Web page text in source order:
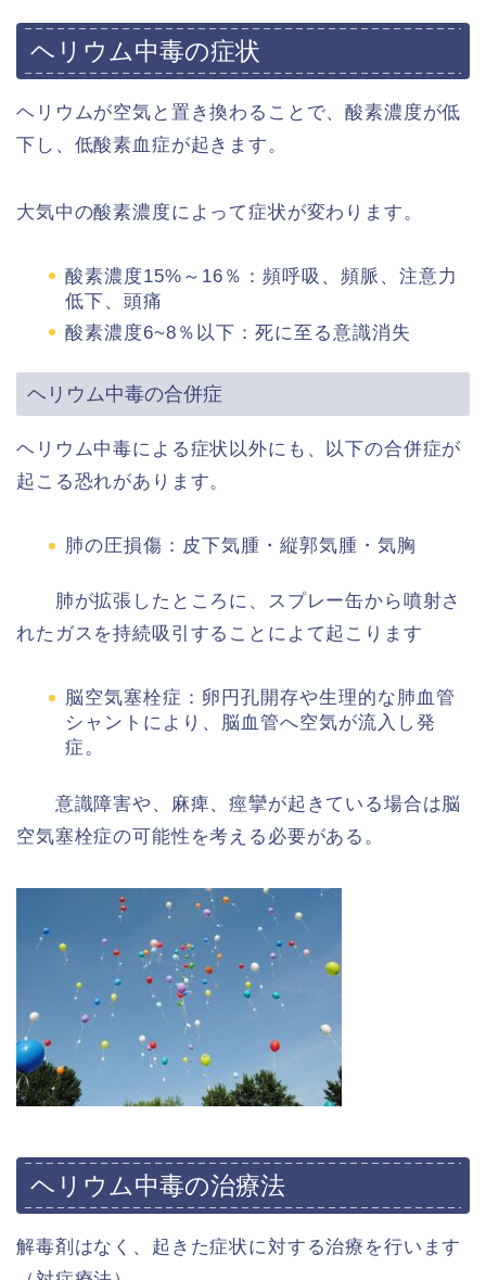
ヘリウム中毒の症状
ヘリウムが空気と置き換わることで、酸素濃度が低
下し、低酸素血症が起きます。
大気中の酸素濃度によって症状が変わります。
酸素濃度15%～16％：頻呼吸、頻脈、注意力
低下、頭痛
酸素濃度6~8％以下：死に至る意識消失
ヘリウム中毒の合併症
ヘリウム中毒による症状以外にも、以下の合併症が
起こる恐れがあります。
肺の圧損傷：皮下気腫・縦郭気腫・気胸
肺が拡張したところに、スプレー缶から噴射さ
れたガスを持続吸引することによて起こります
脳空気塞栓症：卵円孔開存や生理的な肺血管
シャントにより、脳血管へ空気が流入し発
症。
意識障害や、麻痺、痙攣が起きている場合は脳
空気塞栓症の可能性を考える必要がある。
ヘリウム中毒の治療法
解毒剤はなく、起きた症状に対する治療を行います